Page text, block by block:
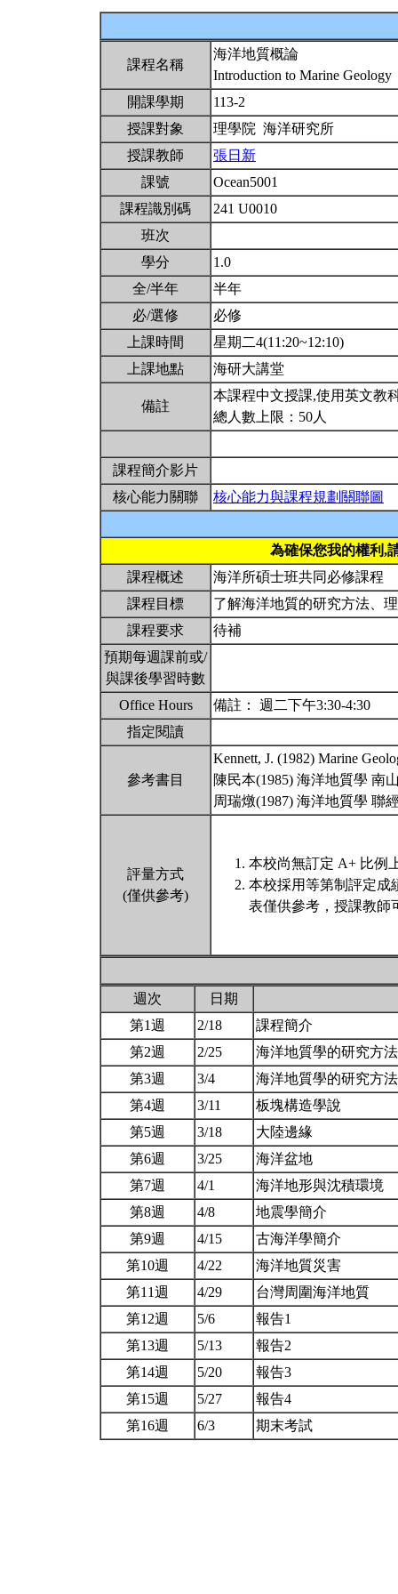
課程名稱
海洋地質概論
Introduction to Marine Geology
開課學期
113-2
授課對象
理學院 海洋研究所
授課教師
張日新
課號
Ocean5001
課程識別碼
241 U0010
班次
學分
1.0
全/半年
半年
必/選修
必修
上課時間
星期二4(11:20~12:10)
上課地點
海研大講堂
備註
本課程中文授課,使用英文教
總人數上限：50人
課程簡介影片
核心能力關聯
核心能力與課程規劃關聯圖
為確保您我的權利,
課程概述
海洋所碩士班共同必修課程
課程目標
了解海洋地質的研究方法、
課程要求
待補
預期每週課前或/
與課後學習時數
Office Hours
備註： 週二下午3:30-4:30
指定閱讀
參考書目
Kennett, J. (1982) Marine
陳民本(1985) 海洋地質學 南
周瑞燉(1987) 海洋地質學 聯
評量方式
(僅供參考)
本校尚無訂定 A+ 比例
本校採用等第制評定成
表僅供參考，授課教師
週次
日期
第1週
2/18
課程簡介
第2週
2/25
海洋地質學的研究方
第3週
3/4
海洋地質學的研究方
第4週
3/11
板塊構造學說
第5週
3/18
大陸邊緣
第6週
3/25
海洋盆地
第7週
4/1
海洋地形與沈積環境
第8週
4/8
地震學簡介
第9週
4/15
古海洋學簡介
第10週
4/22
海洋地質災害
第11週
4/29
台灣周圍海洋地質
第12週
5/6
報告1
第13週
5/13
報告2
第14週
5/20
報告3
第15週
5/27
報告4
第16週
6/3 期末考試